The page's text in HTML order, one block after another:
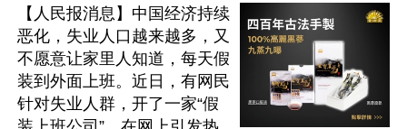
【人民报消息】中国经济持续
恶化，失业人口越来越多，又
不愿意让家里人知道，每天假
装到外面上班。近日，有网民
针对失业人群，开了一家“假